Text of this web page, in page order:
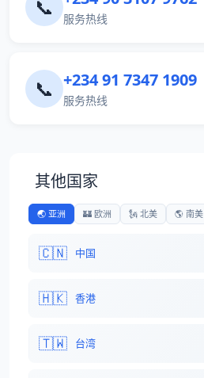
📞 服务热线
📞 +234 91 7347 1909
服务热线
其他国家
🌏 亚洲 🏰 欧洲 🗽 北美 🌎 南美
🇨🇳 中国
🇭🇰 香港
🇹🇼 台湾